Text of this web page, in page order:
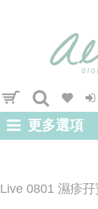
更多選項